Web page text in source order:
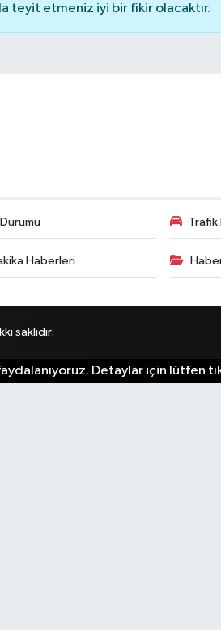
teyit etmeniz iyi bir fikir olacaktır.
Trafik
Haberleri
saklıdır.
Detaylar için lütfen